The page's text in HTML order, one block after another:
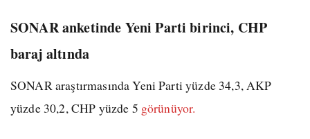
SONAR anketinde Yeni Parti birinci, CHP
baraj altında
SONAR araştırmasında Yeni Parti yüzde 34,3, AKP
yüzde 30,2, CHP yüzde 5 görünüyor.